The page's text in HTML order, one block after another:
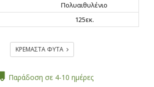
Πολυαιθυλένιο
125εκ.
ΚΡΕΜΑΣΤΑ ΦΥΤΑ
Παράδοση σε 4-10 ημέρες